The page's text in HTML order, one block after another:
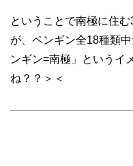
ということで南極に住
が、ペンギン全18種類
ンギン=南極」というイ
ね？？＞＜